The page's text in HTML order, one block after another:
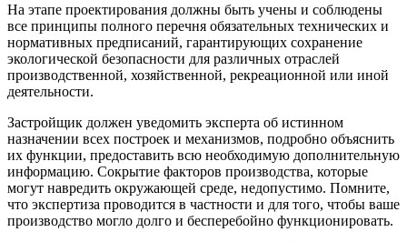
На этапе проектирования должны быть учены и соблюдены
все принципы полного перечня обязательных технических и
нормативных предписаний, гарантирующих сохранение
экологической безопасности для различных отраслей
производственной, хозяйственной, рекреационной или иной
деятельности.
Застройщик должен уведомить эксперта об истинном
назначении всех построек и механизмов, подробно объяснить
их функции, предоставить всю необходимую дополнительную
информацию. Сокрытие факторов производства, которые
могут навредить окружающей среде, недопустимо. Помните,
что экспертиза проводится в частности и для того, чтобы ваше
производство могло долго и бесперебойно функционировать.